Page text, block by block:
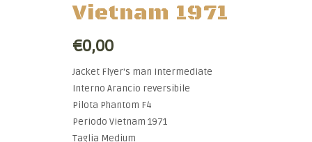
Vietnam 1971
€0,00
Jacket Flyer's man Intermediate
Interno Arancio reversibile
Pilota Phantom F4
Periodo Vietnam 1971
Taglia Medium